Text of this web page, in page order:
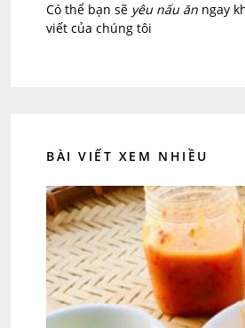
Có thể bạn sẽ yêu nấu ăn ngay
viết của chúng tôi
BÀI VIẾT XEM NHIỀU